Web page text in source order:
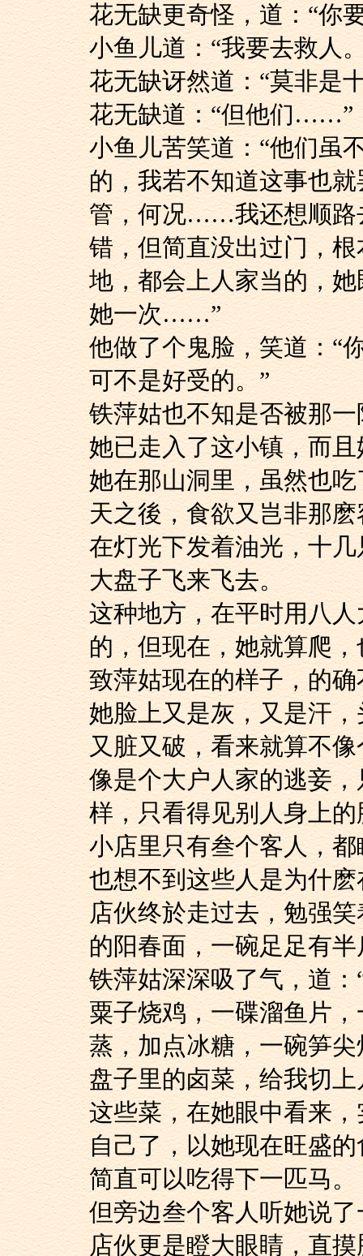
花无缺更奇怪，道：“
小鱼儿道：“我要去救人
花无缺讶然道：“莫
花无缺道：“但他们……”
小鱼儿苦笑道：“他们
的，我若不知道这事也
管，何况……我还想顺路
错，但简直没出过门，
地，都会上人家当的，
她一次……”
他做了个鬼脸，笑道
可不是好受的。”
铁萍姑也不知是否被
她已走入了这小镇，而
她在那山洞里，虽然也
天之後，食欲又岂非那
在灯光下发着油光，十
大盘子飞来飞去。
这种地方，在平时用
的，但现在，她就算爬
致萍姑现在的样子，
她脸上又是灰，又是
又脏又破，看来就算不
像是个大户人家的逃妾
样，只看得见别人身上
小店里只有叁个客人
也想不到这些人是为什
店伙终於走过去，勉
的阳春面，一碗足足有半
铁萍姑深深吸了气，
粟子烧鸡，一碟溜鱼片
蒸，加点冰糖，一碗笋
盘子里的卤菜，给我切上
这些菜，在她眼中看
自己了，以她现在旺盛
简直可以吃得下一匹马。
但旁边叁个客人听她
店伙更是瞪大眼睛，直